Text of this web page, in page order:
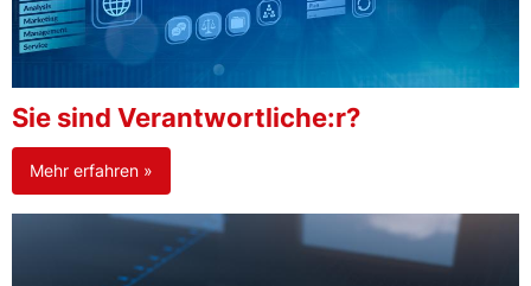
Sie sind Verantwortliche:r?
Mehr erfahren »